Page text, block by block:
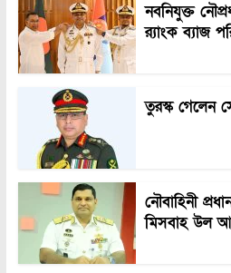
নবনিযুক্ত
র‍্যাংক ব্যাজ
তুরস্ক গেলেন
নৌবাহিনী
মিসবাহ উল